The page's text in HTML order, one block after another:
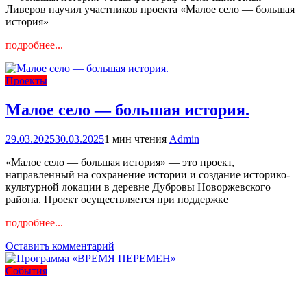
Ливеров научил участников проекта «Малое село — большая
история»
подробнее...
Проекты
Малое село — большая история.
29.03.202530.03.20251 мин чтения Admin
«Малое село — большая история» — это проект,
направленный на сохранение истории и создание историко-
культурной локации в деревне Дубровы Новоржевского
района. Проект осуществляется при поддержке
подробнее...
Оставить комментарий
Малое
События